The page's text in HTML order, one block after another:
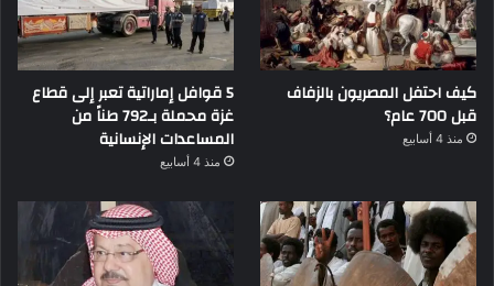
كيف احتفل المصريون بالزفاف
قبل 700 عام؟
منذ 4 أسابيع
5 قوافل إماراتية تعبر إلى قطاع
غزة محملة بـ792 طناً من
المساعدات الإنسانية
منذ 4 أسابيع